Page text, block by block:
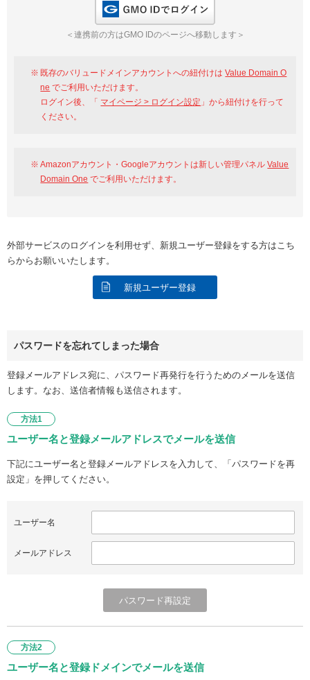
※AmazonはValue Domain Oneのログイン画面へ遷移します
GMO ID
＜連携前の方はGMO IDのページへ移動します＞
既存のバリュードメインアカウントへの紐付けはValue Domain O
ne でご利用いただけます。
ログイン後、「 マイページ > ログイン設定 」から紐付けを行って
ください。
Amazonアカウント・Googleアカウントは新しい管理パネルValue
Domain One でご利用いただけます。
外部サービスのログインを利用せず、新規ユーザー登録をする方はこち
らからお願いいたします。
新規ユーザー登録
パスワードを忘れてしまった場合
登録メールアドレス宛に、パスワード再発行を行うためのメールを送信
します。なお、送信者情報も送信されます。
方法1
ユーザー名と登録メールアドレスでメールを送信
下記にユーザー名と登録メールアドレスを入力して、「パスワードを再
設定」を押してください。
ユーザー名
メールアドレス
方法2
ユーザー名と登録ドメインでメールを送信